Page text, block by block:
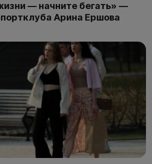
— начните бегать» —
Арина Ершова